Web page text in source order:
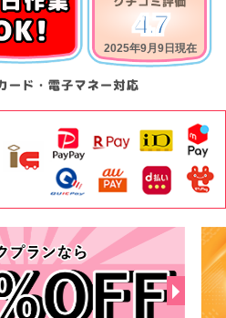
4.7
2025年9月9日現在